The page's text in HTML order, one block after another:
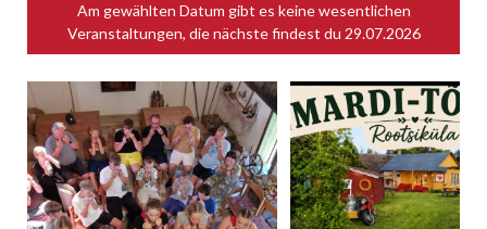
Am gewählten Datum gibt es keine wesentlichen
Veranstaltungen, die nächste findest du 29.07.2026